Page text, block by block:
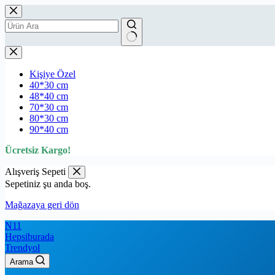
Kişiye Özel
40*30 cm
48*40 cm
70*30 cm
80*30 cm
90*40 cm
Ücretsiz Kargo!
₺389.00
Alışveriş Sepeti
Sepetiniz şu anda boş.
Mağazaya geri dön
N11
Hepsiburada
Trendyol
Arama